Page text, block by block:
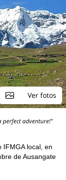
Ver fotos
perfect adventure!"
IFMGA local, en
de Ausangate